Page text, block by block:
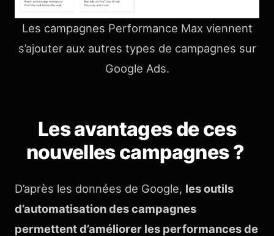
Les campagnes Performance Max viennent
s’ajouter aux autres types de campagnes sur
Google Ads.
Les avantages de ces
nouvelles campagnes ?
D’après les données de Google, les outils
d’automatisation des campagnes
permettent d’améliorer les performances de